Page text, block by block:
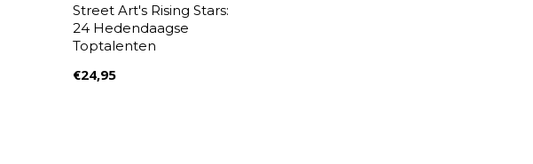
Street Art's Rising Stars:
24 Hedendaagse
Toptalenten
€24,95